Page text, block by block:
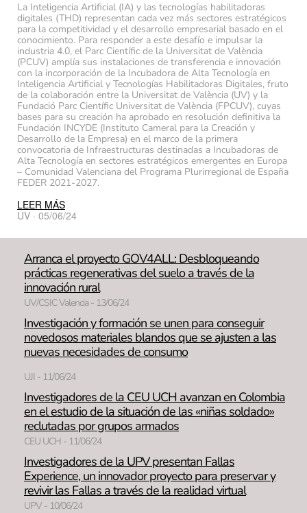
La Inteligencia Artificial (IA) y las tecnologías habilitadoras
digitales (THD) representan cada vez más sectores estratégicos
para la competitividad y el desarrollo empresarial basado en el
conocimiento. Para responder a este desafío e impulsar la
industria 4.0, el Parc Científic de la Universitat de València
(PCUV) amplía sus instalaciones de transferencia e innovación
con la incorporación de la Incubadora de Alta Tecnología en
Inteligencia Artificial y Tecnologías Habilitadoras Digitales, fruto
de la colaboración entre la Universitat de València (UV) y la
Fundació Parc Científic Universitat de València (FPCUV), cuyas
bases para su creación ha aprobado en resolución definitiva la
Fundación INCYDE (Instituto Cameral para la Creación y
Desarrollo de la Empresa) en el marco de la primera
convocatoria de Infraestructuras destinadas a Incubadoras de
Alta Tecnología en sectores estratégicos emergentes en Europa
– Comunidad Valenciana del Programa Plurirregional de España
FEDER 2021-2027.
LEER MÁS
UV · 05/06/24
Arranca el proyecto GOV4ALL: Desbloqueando
prácticas regenerativas del suelo a través de la
innovación rural
UV/CSIC Valencia - 13/06/24
Investigación y formación se unen para conseguir
novedosos materiales blandos que se ajusten a las
nuevas necesidades de consumo
UJI - 11/06/24
Investigadores de la CEU UCH avanzan en Colombia
en el estudio de la situación de las «niñas soldado»
reclutadas por grupos armados
CEU UCH - 11/06/24
Investigadores de la UPV presentan Fallas
Experience, un innovador proyecto para preservar y
revivir las Fallas a través de la realidad virtual
UPV - 10/06/24